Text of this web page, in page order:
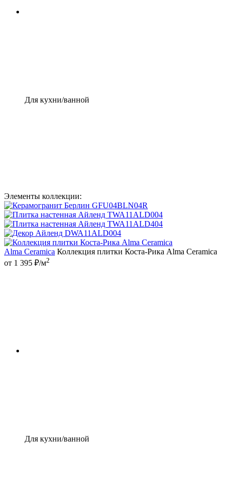
Для кухни/ванной
Элементы коллекции:
Alma Ceramica Коллекция плитки Коста-Рика Аlma Ceramica
от 1 395 ₽/м2
Для кухни/ванной